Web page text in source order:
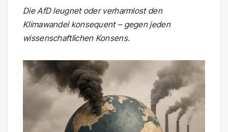
Die AfD leugnet oder verharmlost den
Klimawandel konsequent – gegen jeden
wissenschaftlichen Konsens.